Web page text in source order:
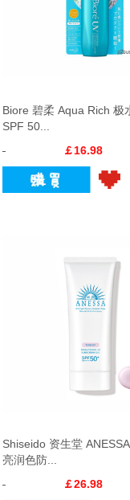
Biore 碧柔 Aqua Rich 极
SPF 50...
￡16.98
Shiseido 资生堂
亮润色防...
￡26.98